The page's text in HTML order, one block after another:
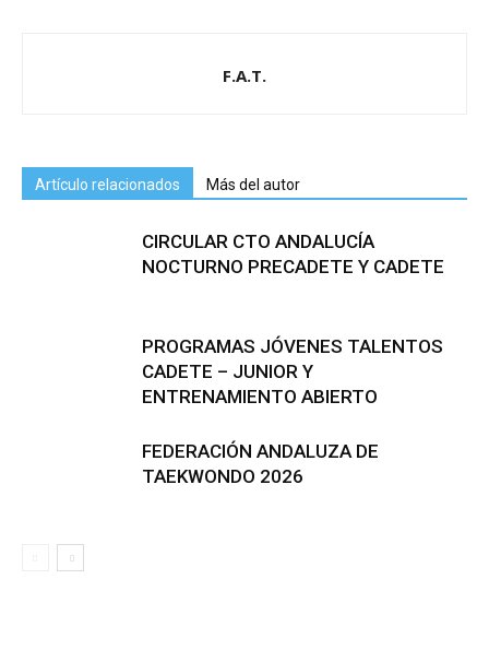
F.A.T.
Artículo relacionados Más del autor
CIRCULAR CTO ANDALUCÍA
NOCTURNO PRECADETE Y CADETE
PROGRAMAS JÓVENES TALENTOS
CADETE – JUNIOR Y
ENTRENAMIENTO ABIERTO
FEDERACIÓN ANDALUZA DE
TAEKWONDO 2026